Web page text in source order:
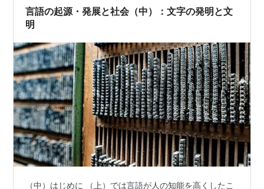
いのですが、同じ日にもう一組の告別式があり午後にず
れ込みました。遠方から来られ…
言語の起源・発展と社会（中）：文字の発明と文
明
（中）はじめに （上）では言語が人の知能を高くしたこ